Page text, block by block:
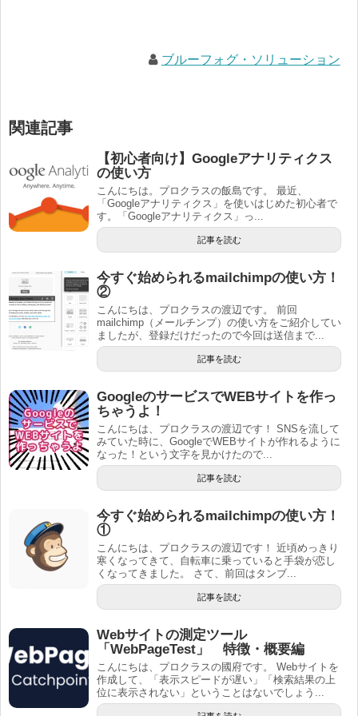
ブルーフォグ・ソリューション
関連記事
【初心者向け】Googleアナリティクス
の使い方
こんにちは。プロクラスの飯島です。 最近、
「Googleアナリティクス」を使いはじめた初心者で
す。「Googleアナリティクス」っ...
記事を読む
今すぐ始められるmailchimpの使い方！
②
こんにちは、プロクラスの渡辺です。 前回
mailchimp（メールチンプ）の使い方をご紹介してい
ましたが、登録だけだったので今回は送信まで...
記事を読む
GoogleのサービスでWEBサイトを作っ
ちゃうよ！
こんにちは、プロクラスの渡辺です！ SNSを流して
みていた時に、GoogleでWEBサイトが作れるように
なった！という文字を見かけたので...
記事を読む
今すぐ始められるmailchimpの使い方！
①
こんにちは、プロクラスの渡辺です！ 近頃めっきり
寒くなってきて、自転車に乗っていると手袋が恋し
くなってきました。 さて、前回はタンブ...
記事を読む
Webサイトの測定ツール
「WebPageTest」 特徴・概要編
こんにちは、プロクラスの國府です。 Webサイトを
作成して、「表示スピードが遅い」「検索結果の上
位に表示されない」ということはないでしょう...